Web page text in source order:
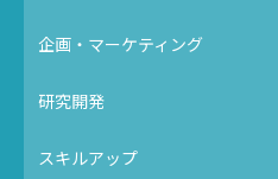
企画・マーケティング
研究開発
スキルアップ